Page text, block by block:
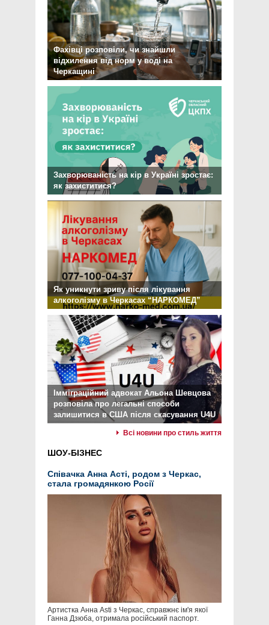
Фахівці розповіли, чи знайшли
відхилення від норм у воді на
Черкащині
Захворюваність на кір в Україні зростає:
як захиститися?
Як уникнути зриву після лікування
алкоголізму в Черкасах “НАРКОМЕД”
Імміграційний адвокат Альона Шевцова
розповіла про легальні способи
залишитися в США після скасування U4U
Всі новини про стиль життя
ШОУ-БІЗНЕС
Співачка Анна Асті, родом з Черкас,
стала громадянкою Росії
Артистка Анна Asti з Черкас, справжнє ім'я якої
Ганна Дзюба, отримала російський паспорт.